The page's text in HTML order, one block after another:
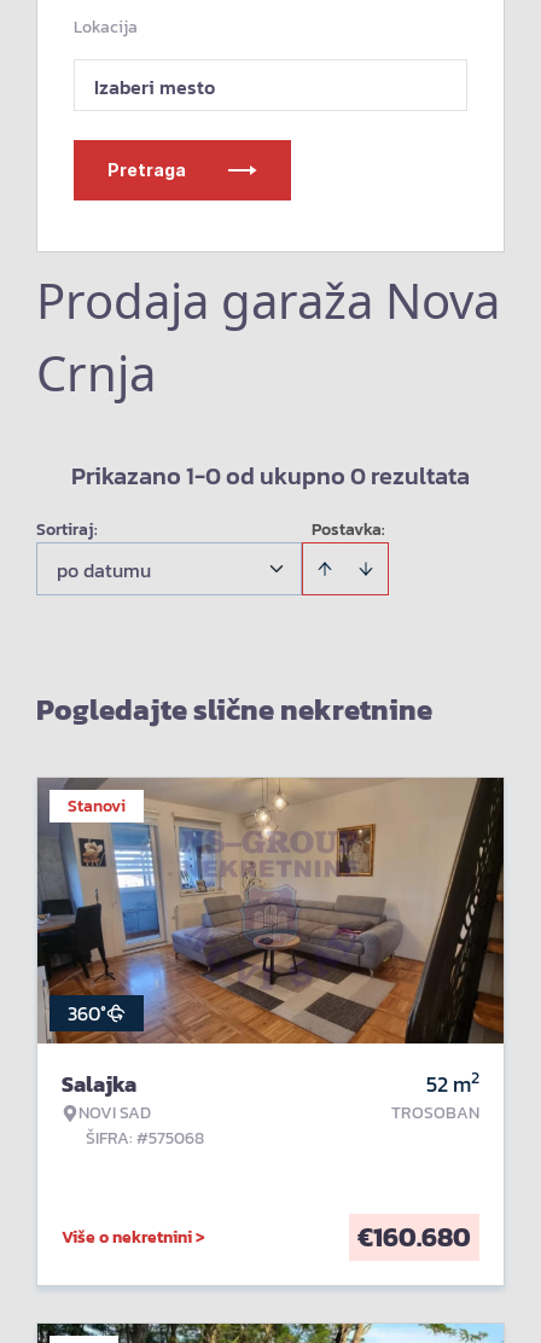
Lokacija
Izaberi mesto
Pretraga
Prodaja garaža Nova
Crnja
Prikazano 1-0 od ukupno 0 rezultata
Postavka:
Sortiraj:
po datumu
Pogledajte slične nekretnine
Stanovi
360°
Salajka
NOVI SAD
ŠIFRA: #575068
52m2
TROSOBAN
Više o nekretnini > €160.680